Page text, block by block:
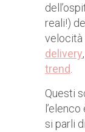
reali!)
velocità
delivery,
trend.
Questi
si parli di